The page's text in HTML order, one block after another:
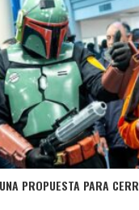
PROPUESTA PARA